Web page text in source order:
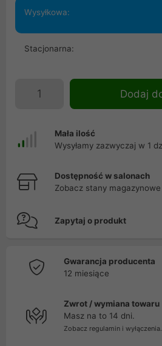
Wysyłkowa:
Stacjonarna:
Dodaj
Mała ilość
Wysyłamy zazwyczaj w 1
Dostępność w salonach
Zobacz stany magazynowe
Zapytaj o produkt
Gwarancja producenta
12 miesiące
Zwrot / wymiana towaru
Masz na to 14 dni.
Zobacz regulamin i